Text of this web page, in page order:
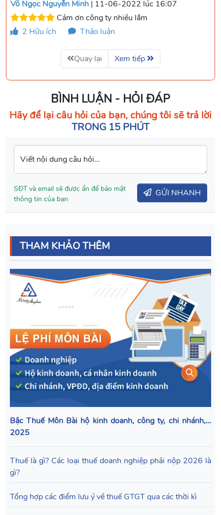
Võ Ngọc Nguyễn Minh | 11-06-2022 lúc 16:07
Cảm ơn công ty nhiều lắm
2 Hữu ích Thảo luận
Quay lại Xem tiếp
BÌNH LUẬN - HỎI ĐÁP
Hãy để lại câu hỏi của bạn, chúng tôi sẽ trả lời
TRONG 15 PHÚT
Viết nội dung câu hỏi...
SĐT và email sẽ được ẩn để bảo mật
thông tin của bạn
GỬI NHANH
THAM KHẢO THÊM
Bậc Thuế Môn Bài hộ kinh doanh, công ty, chi nhánh,…
2025
Thuế là gì? Các loại thuế doanh nghiệp phải nộp 2026 là
gì?
Tổng hợp các điểm lưu ý về thuế GTGT qua các thời kì